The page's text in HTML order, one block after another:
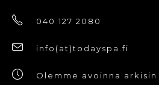
040 127 2080
info(at)todayspa.fi
Olemme avoinna arkisin